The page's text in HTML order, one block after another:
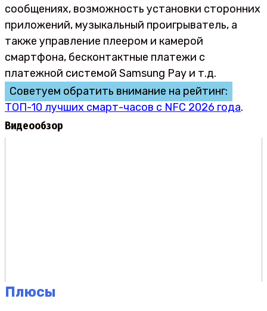
сообщениях, возможность установки сторонних
приложений, музыкальный проигрыватель, а
также управление плеером и камерой
смартфона, бесконтактные платежи с
платежной системой Samsung Pay и т.д.
Советуем обратить внимание на рейтинг:
ТОП-10 лучших смарт-часов с NFC 2026 года.
Видеообзор
Плюсы